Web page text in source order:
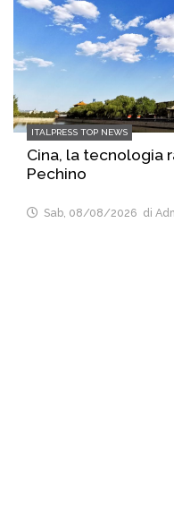
ITALPRESS TOP NEWS
Cina, la tecnologia
Pechino
Sab, 08/08/2026 di